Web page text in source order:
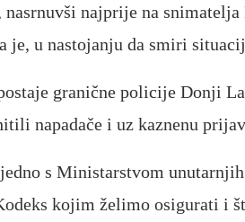
nasrnuvši najprije na
je, u nastojanju da smiri
granične policije Donji
napadače i uz kaznenu
s Ministarstvom
kojim želimo osigurati i